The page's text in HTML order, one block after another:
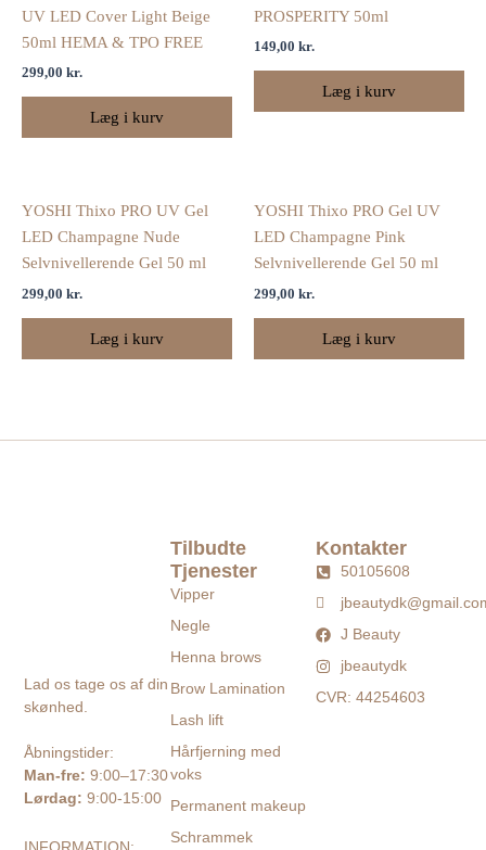
UV LED Cover Light Beige
50ml HEMA & TPO FREE
299,00 kr.
Læg i kurv
PROSPERITY 50ml
149,00 kr.
Læg i kurv
YOSHI Thixo PRO UV Gel
LED Champagne Nude
Selvnivellerende Gel 50 ml
299,00 kr.
Læg i kurv
YOSHI Thixo PRO Gel UV
LED Champagne Pink
Selvnivellerende Gel 50 ml
299,00 kr.
Læg i kurv
Lad os tage os af din
skønhed.
Åbningstider:
Man-fre:9:00–17:30
Lørdag: 9:00-15:00
Tilbudte
Tjenester
Vipper
Negle
Henna brows
Brow Lamination
Lash lift
Hårfjerning med
voks
Permanent makeup
Schrammek
Kontakter
50105608
J Beauty
jbeautydk
CVR: 44254603